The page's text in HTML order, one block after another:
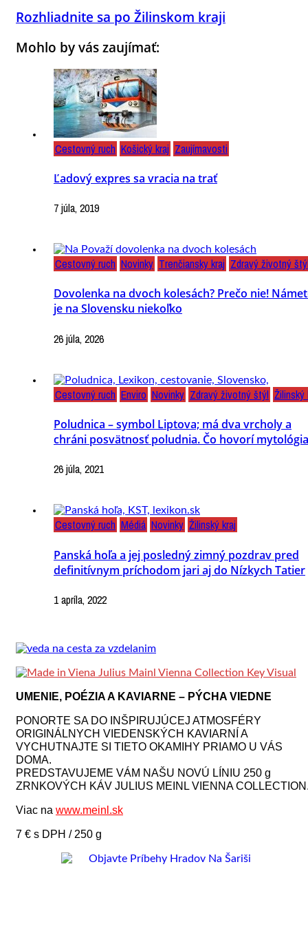
Rozhliadnite sa po Žilinskom kraji
Mohlo by vás zaujímať:
Cestovný ruch Košický kraj Zaujímavosti
Ľadový expres sa vracia na trať
7 júla, 2019
Cestovný ruch Novinky Trenčiansky kraj Zdravý životný
Dovolenka na dvoch kolesách? Prečo nie!
je na Slovensku niekoľko
26 júla, 2026
Cestovný ruch Enviro Novinky Zdravý životný štýl Žilinský
Poludnica – symbol Liptova; má dva vrcholy a
chráni posvätnosť poludnia. Čo hovorí
26 júla, 2021
Cestovný ruch Médiá Novinky Žilinský kraj
Panská hoľa a jej posledný zimný pozdrav pred
definitívnym príchodom jari aj do Nízkych Tatier
1 apríla, 2022
UMENIE, POÉZIA A KAVIARNE – PÝCHA VIEDNE
PONORTE SA DO INŠPIRUJÚCEJ ATMOSFÉRY
ORIGINÁLNYCH VIEDENSKÝCH KAVIARNÍ A
VYCHUTNAJTE SI TIETO OKAMIHY PRIAMO U VÁS
DOMA.
PREDSTAVUJEME VÁM NAŠU NOVÚ LÍNIU 250 g
ZRNKOVÝCH KÁV JULIUS MEINL VIENNA
Viac na www.meinl.sk
7 € s DPH / 250 g